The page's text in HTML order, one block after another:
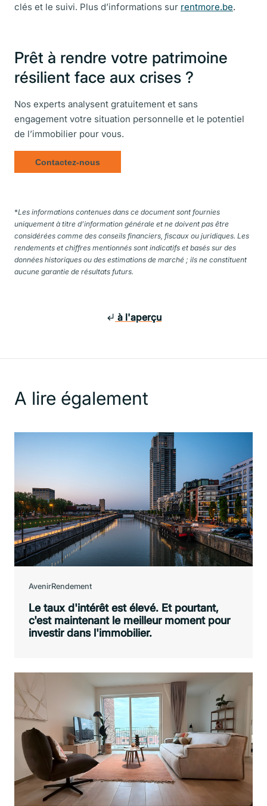
clés et le suivi. Plus d’informations sur rentmore.be.
Prêt à rendre votre patrimoine
résilient face aux crises ?
Nos experts analysent gratuitement et sans
engagement votre situation personnelle et le potentiel
de l’immobilier pour vous.
Contactez-nous
*Les informations contenues dans ce document sont fournies
uniquement à titre d’information générale et ne doivent pas être
considérées comme des conseils financiers, fiscaux ou juridiques. Les
rendements et chiffres mentionnés sont indicatifs et basés sur des
données historiques ou des estimations de marché ; ils ne constituent
aucune garantie de résultats futurs.
à l'aperçu
A lire également
AvenirRendement
Le taux d'intérêt est élevé. Et pourtant,
c'est maintenant le meilleur moment pour
investir dans l'immobilier.